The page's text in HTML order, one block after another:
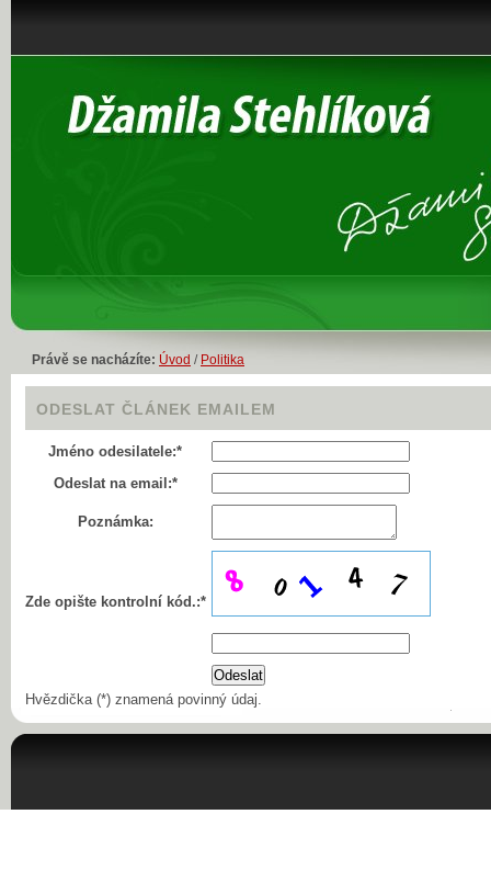
Právě se nacházíte: Úvod / Politika
ODESLAT ČLÁNEK EMAILEM
Jméno odesilatele:*
Odeslat na email:*
Poznámka:
Zde opište kontrolní kód.:*
Hvězdička (*) znamená povinný údaj.